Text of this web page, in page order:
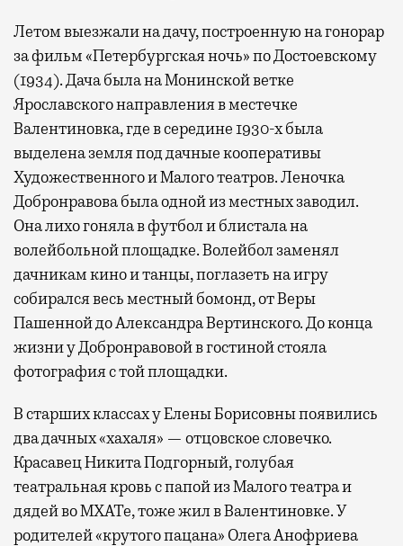
Летом выезжали на дачу, построенную на гонорар
за фильм «Петербургская ночь» по Достоевскому
(1934). Дача была на Монинской ветке
Ярославского направления в местечке
Валентиновка, где в середине 1930-х была
выделена земля под дачные кооперативы
Художественного и Малого театров. Леночка
Добронравова была одной из местных заводил.
Она лихо гоняла в футбол и блистала на
волейбольной площадке. Волейбол заменял
дачникам кино и танцы, поглазеть на игру
собирался весь местный бомонд, от Веры
Пашенной до Александра Вертинского. До конца
жизни у Добронравовой в гостиной стояла
фотография с той площадки.
В старших классах у Елены Борисовны появились
два дачных «хахаля» — отцовское словечко.
Красавец Никита Подгорный, голубая
театральная кровь с папой из Малого театра и
дядей во МХАТе, тоже жил в Валентиновке. У
родителей «крутого пацана» Олега Анофриева